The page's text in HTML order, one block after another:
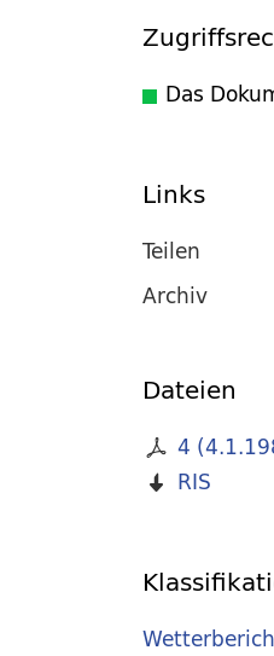
Das
Links
Teilen
Archiv
Dateien
4
RIS